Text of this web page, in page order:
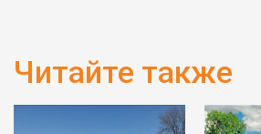
Читайте также